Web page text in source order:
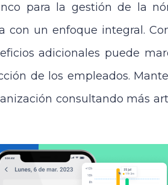
para la gestión de la
con un enfoque integral.
adicionales puede
de los empleados.
consultando más